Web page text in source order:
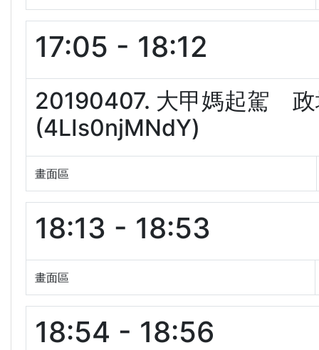
17:05 - 18:12
20190407. 大甲媽起駕
(4LIs0njMNdY)
畫面區
18:13 - 18:53
畫面區
18:54 - 18:56